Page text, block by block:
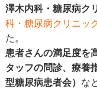
澤木内科・糖尿病ク
科・糖尿病クリニッ
た。
患者さんの満足度を
タッフの問診、療養
型糖尿病患者会） な